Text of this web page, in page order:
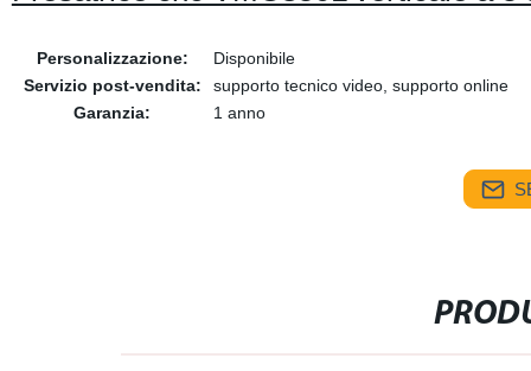
Personalizzazione:
Disponibile
Servizio post-vendita:
supporto tecnico video, supporto online
Garanzia:
1 anno